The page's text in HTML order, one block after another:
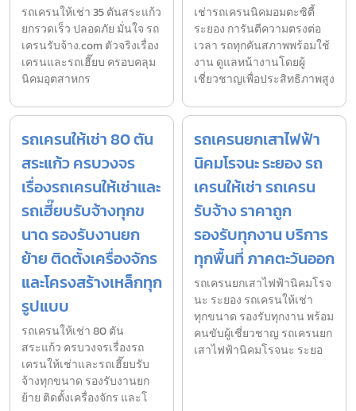
รถเครนให้เช่า 35 ตันสระแก้ว
ยกรวดเร็ว ปลอดภัย มั่นใจ รถ
เครนรับจ้าง.com ตัวจริงเรื่อง
เครนและรถเฮี๊ยบ ครอบคลุม
นิคมอุตสาหกร
เช่ารถเครนนิคมอมตะซิตี้
ระยอง การันตีความตรงต่อ
เวลา รถทุกคันสภาพพร้อมใช้
งาน ดูแลหน้างานโดยผู้
เชี่ยวชาญเพื่อประสิทธิภาพสูง
รถเครนให้เช่า 80 ตัน
สระแก้ว ครบวงจร
เรื่องรถเครนให้เช่าและ
รถเฮี๊ยบรับจ้างทุกข
นาด รองรับงานยก
ย้าย ติดตั้งเครื่องจักร
และโครงสร้างเหล็กทุก
รูปแบบ
รถเครนให้เช่า 80 ตัน
สระแก้ว ครบวงจรเรื่องรถ
เครนให้เช่าและรถเฮี๊ยบรับ
จ้างทุกขนาด รองรับงานยก
ย้าย ติดตั้งเครื่องจักร และโ
รถเครนยกเสาไฟฟ้า
นิคมโรจนะ ระยอง รถ
เครนให้เช่า รถเครน
รับจ้าง ราคาถูก
รองรับทุกงาน บริการ
ทุกพื้นที่ ภาคตะวันออก
รถเครนยกเสาไฟฟ้านิคมโรจ
นะ ระยอง รถเครนให้เช่า
ทุกขนาด รองรับทุกงาน พร้อม
คนขับผู้เชี่ยวชาญ รถเครนยก
เสาไฟฟ้านิคมโรจนะ ระยอ